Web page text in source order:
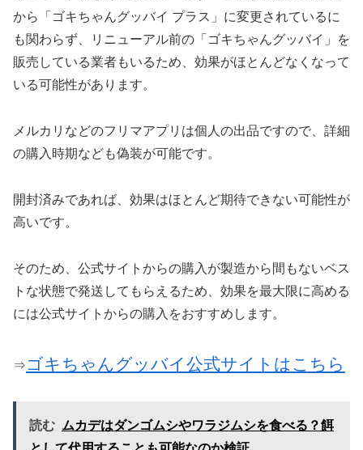
から「ゴキちゃんグッバイ プラス」に変更されているに
も関わらず、リニューアル前の「ゴキちゃんグッバイ」を
販売している業者もいるため、 効果がほとんどなくなって
いる可能性があります。
メルカリなどのフリマアプリは個人の出品ですので、詳細
の購入時期なども偽装が可能です。
開封済みであれば、効果はほとんど期待できない可能性が
高いです。
そのため、公式サイトからの購入が製造から間もないベス
トな状態で発送してもらえるため、効果を最大限に高める
には公式サイトからの購入をおすすめします。
⇒ ゴキちゃんグッバイ公式サイトはこちら
読む ムカデはダンゴムシやワラジムシを食べる？餌